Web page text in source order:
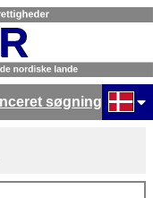
results.
søgning